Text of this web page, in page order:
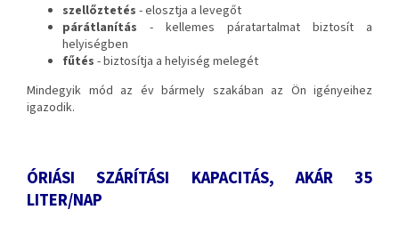
szellőztetés - elosztja a levegőt
párátlanítás - kellemes páratartalmat biztosít a
helyiségben
fűtés - biztosítja a helyiség melegét
Mindegyik mód az év bármely szakában az Ön igényeihez
igazodik.
ÓRIÁSI SZÁRÍTÁSI KAPACITÁS, AKÁR 35
LITER/NAP